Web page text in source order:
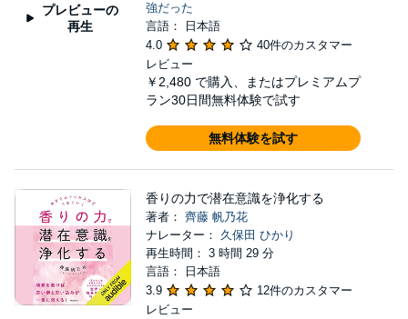
プレビューの
再生
強だった
言語： 日本語
4.0
40件のカスタマー
レビュー
￥2,480 で購入、またはプレミアムプ
ラン30日間無料体験で試す
無料体験を試す
香りの力で潜在意識を浄化する
著者： 齊藤 帆乃花
ナレーター： 久保田 ひかり
再生時間： 3 時間 29 分
言語： 日本語
3.9
12件のカスタマー
レビュー